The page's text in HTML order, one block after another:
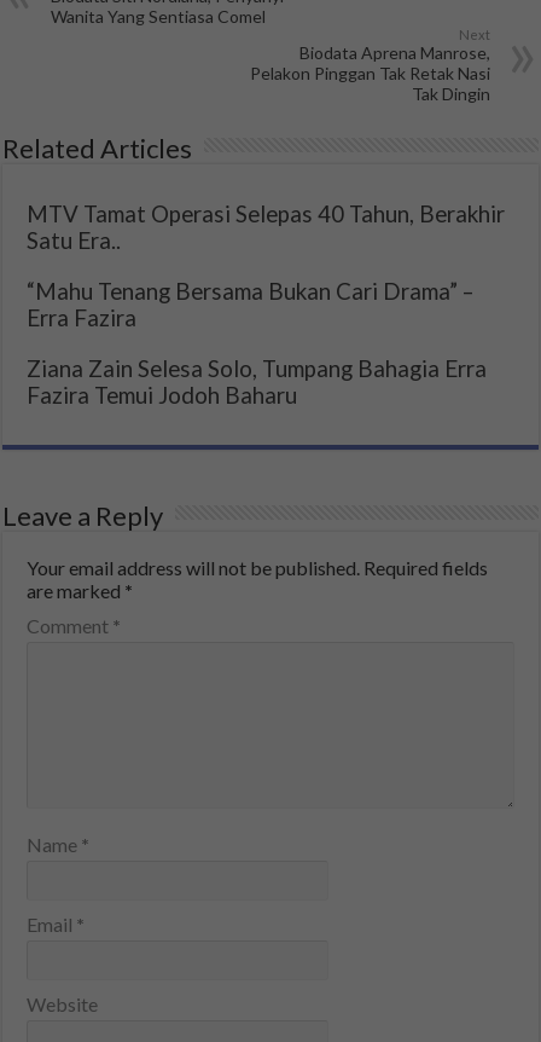
Wanita Yang Sentiasa Comel
Next
Biodata Aprena Manrose,
Pelakon Pinggan Tak Retak Nasi
Tak Dingin
Related Articles
MTV Tamat Operasi Selepas 40 Tahun, Berakhir
Satu Era..
“Mahu Tenang Bersama Bukan Cari Drama” –
Erra Fazira
Ziana Zain Selesa Solo, Tumpang Bahagia Erra
Fazira Temui Jodoh Baharu
Leave a Reply
Your email address will not be published. Required fields
are marked *
Comment *
Name *
Email *
Website